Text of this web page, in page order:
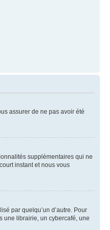
assurer de ne pas avoir été
supplémentaires qui ne
instant et nous vous
par quelqu’un d’autre. Pour
une librairie, un cybercafé, une